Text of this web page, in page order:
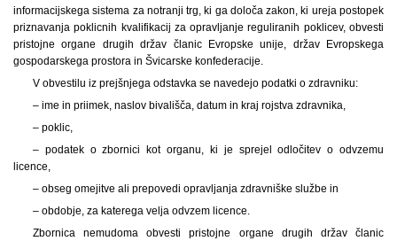
informacijskega sistema za notranji trg, ki ga določa zakon, ki ureja postopek
priznavanja poklicnih kvalifikacij za opravljanje reguliranih poklicev, obvesti
pristojne organe drugih držav članic Evropske unije, držav Evropskega
gospodarskega prostora in Švicarske konfederacije.
V obvestilu iz prejšnjega odstavka se navedejo podatki o zdravniku:
– ime in priimek, naslov bivališča, datum in kraj rojstva zdravnika,
– poklic,
– podatek o zbornici kot organu, ki je sprejel odločitev o odvzemu
licence,
– obseg omejitve ali prepovedi opravljanja zdravniške službe in
– obdobje, za katerega velja odvzem licence.
Zbornica nemudoma obvesti pristojne organe drugih držav članic